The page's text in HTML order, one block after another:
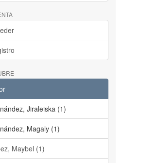
Jiraleiska (1)
Magaly (1)
Maybel (1)